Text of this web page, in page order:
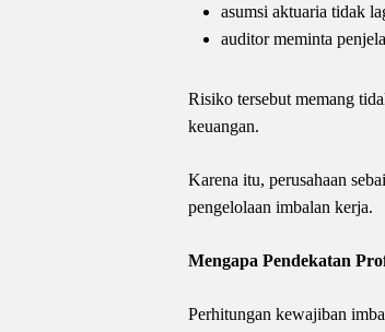
asumsi aktuaria tidak
auditor meminta
Risiko tersebut memang
keuangan.
Karena itu, perusahaan
pengelolaan imbalan kerja.
Mengapa Pendekatan
Perhitungan kewajiban